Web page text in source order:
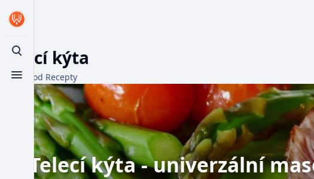
Toggle search
Toggle menu
Telecí kýta
Z WikiFood Recepty
Telecí kýta - univerzální